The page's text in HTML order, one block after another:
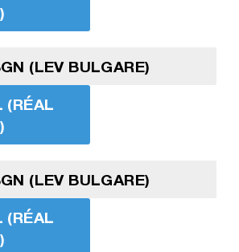
(LEV BULGARE)
(RÉAL
(LEV BULGARE)
(RÉAL